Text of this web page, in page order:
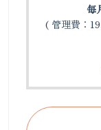
毎
( 管理費：